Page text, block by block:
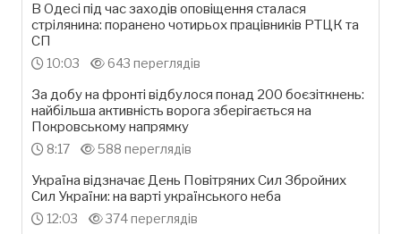
В Одесі під час заходів оповіщення сталася
стрілянина: поранено чотирьох працівників РТЦК та
СП
10:03 643 переглядів
За добу на фронті відбулося понад 200 боєзіткнень:
найбільша активність ворога зберігається на
Покровському напрямку
8:17 588 переглядів
Україна відзначає День Повітряних Сил Збройних
Сил України: на варті українського неба
12:03 374 переглядів